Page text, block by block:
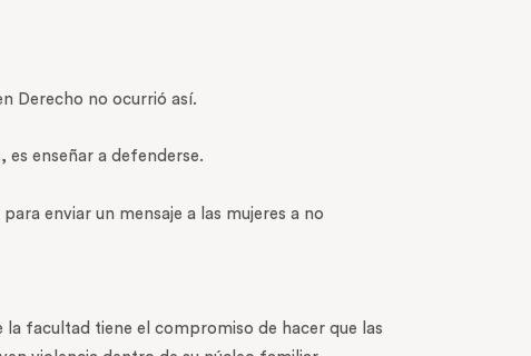
Derecho no ocurrió así.
es enseñar a defenderse.
enviar un mensaje a las mujeres a no
la facultad tiene el compromiso de hacer que las